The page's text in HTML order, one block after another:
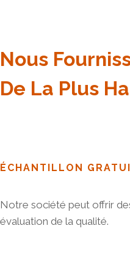
Nous
De La Plus
ÉCHANTILLON
Notre société peut offrir
évaluation de la qualité.